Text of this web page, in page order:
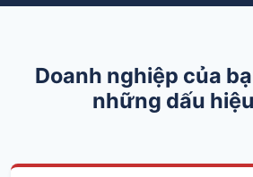
Doanh nghiệp của
những dấu